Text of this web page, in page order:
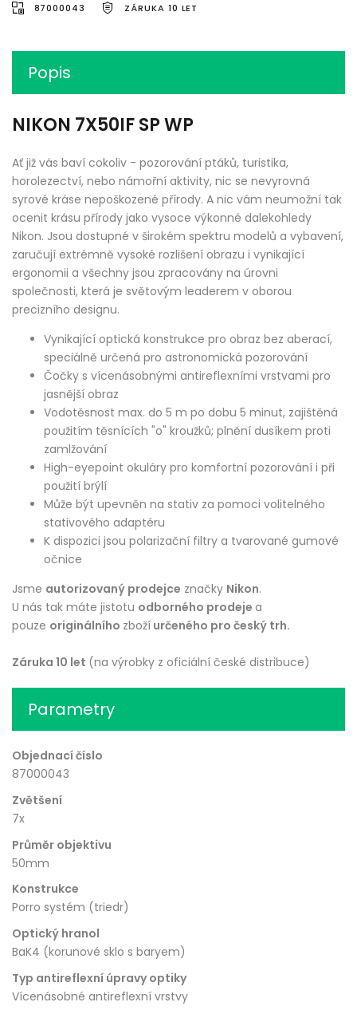
87000043 ZÁRUKA 10 LET
Popis
NIKON 7X50IF SP WP
Ať již vás baví cokoliv - pozorování ptáků, turistika,
horolezectví, nebo námořní aktivity, nic se nevyrovná
syrové kráse nepoškozené přírody. A nic vám neumožní tak
ocenit krásu přírody jako vysoce výkonné dalekohledy
Nikon. Jsou dostupné v širokém spektru modelů a vybavení,
zaručují extrémně vysoké rozlišení obrazu i vynikající
ergonomii a všechny jsou zpracovány na úrovni
společnosti, která je světovým leaderem v oborou
precizního designu.
Vynikající optická konstrukce pro obraz bez aberací,
speciálně určená pro astronomická pozorování
Čočky s vícenásobnými antireflexními vrstvami pro
jasnější obraz
Vodotěsnost max. do 5 m po dobu 5 minut, zajištěná
použitím těsnících "o" kroužků; plnění dusíkem proti
zamlžování
High-eyepoint okuláry pro komfortní pozorování i při
použití brýlí
Může být upevněn na stativ za pomoci volitelného
stativového adaptéru
K dispozici jsou polarizační filtry a tvarované gumové
očnice
Jsme autorizovaný prodejce značky Nikon.
U nás tak máte jistotu odborného prodeje a
pouze originálního zboží určeného pro český trh.
Záruka 10 let (na výrobky z oficiální české distribuce)
Parametry
Objednací číslo
87000043
Zvětšení
7x
Průměr objektivu
50mm
Konstrukce
Porro systém (triedr)
Optický hranol
BaK4 (korunové sklo s baryem)
Typ antireflexní úpravy optiky
Vícenásobné antireflexní vrstvy